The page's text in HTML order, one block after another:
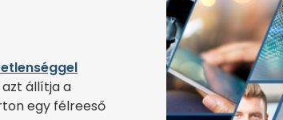
állítja a
egy félreeső